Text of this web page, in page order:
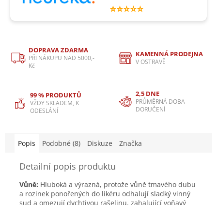
⭐⭐⭐⭐⭐
DOPRAVA ZDARMA
PŘI NÁKUPU NAD 5000,-
Kč
KAMENNÁ PRODEJNA
V OSTRAVĚ
99 % PRODUKTŮ
VŽDY SKLADEM, K
ODESLÁNÍ
2,5 DNE
PRŮMĚRNÁ DOBA
DORUČENÍ
Popis Podobné (8) Diskuze Značka
Detailní popis produktu
Vůně: Hluboká a výrazná, protože vůně tmavého dubu
a rozinek ponořených do likéru odhalují sladký vinný
sud a omezují dychtivou rašelinu, zahalující voňavý